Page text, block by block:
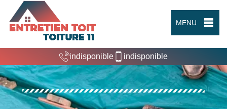
MENU
indisponible indisponible